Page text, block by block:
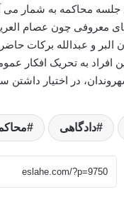
معروفی چون عصام
البر و عبدالله برکات
افراد به تحریک افکار
در اختیار
دادگاهی